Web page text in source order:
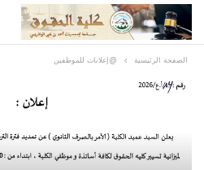
الصفحة الرئيسية @إعلانات للموظفين